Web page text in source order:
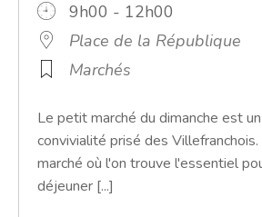
9h00 - 12h00
Place de la République
Marchés
Le petit marché du dimanche est
convivialité prisé des
marché où l'on trouve l'essentiel
déjeuner [...]